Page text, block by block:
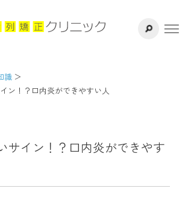
千葉県八千
方法
識
ン！？口内炎ができやすい人
サイン！？口内炎ができやす